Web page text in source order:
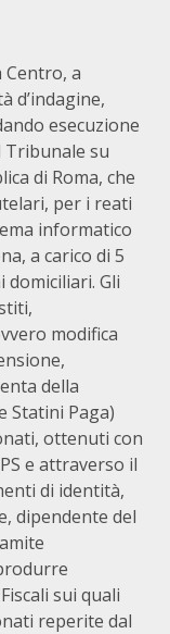
Centro, a
d’indagine,
esecuzione
Tribunale su
di Roma, che
per i reati
informatico
a carico di 5
domiciliari. Gli
modifica
della
Statini Paga)
ottenuti con
e attraverso il
di identità,
dipendente del
sui quali
reperite dal